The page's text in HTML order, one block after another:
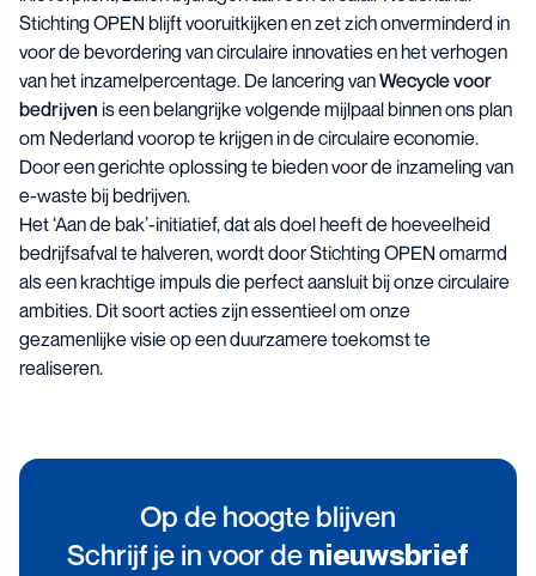
Stichting OPEN blijft vooruitkijken en zet zich onverminderd in
voor de bevordering van circulaire innovaties en het verhogen
van het inzamelpercentage. De lancering vanWecycle voor
bedrijven is een belangrijke volgende mijlpaal binnen ons plan
om Nederland voorop te krijgen in de circulaire economie.
Door een gerichte oplossing te bieden voor de inzameling van
e-waste bij bedrijven.
Het ‘Aan de bak’-initiatief, dat als doel heeft de hoeveelheid
bedrijfsafval te halveren, wordt door Stichting OPEN omarmd
als een krachtige impuls die perfect aansluit bij onze circulaire
ambities. Dit soort acties zijn essentieel om onze
gezamenlijke visie op een duurzamere toekomst te
realiseren.
Op de hoogte blijven
Schrijf je in voor de nieuwsbrief